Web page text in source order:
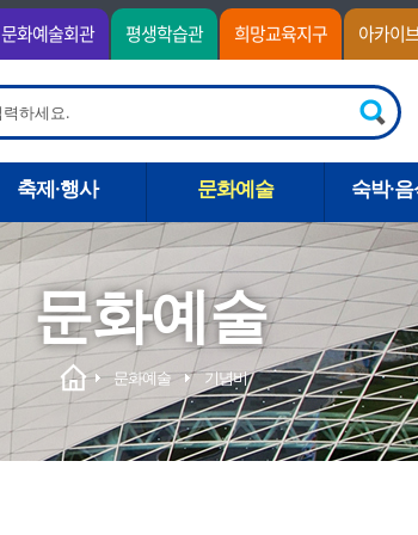
문화예술회관 평생학습관 희망교육지구 아카이
축제·행사 문화예술 숙박·
문화예술
문화예술 기념비